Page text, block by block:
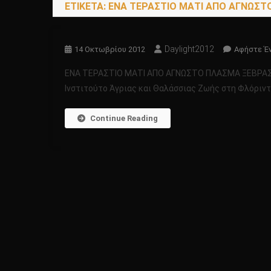
ΕΤΙΚΈΤΑ: ΕΝΑ ΤΕΡΑΣΤΙΟ ΜΑΤΙ ΑΠΟ
14 Οκτωβρίου 2012 Daylight2012 Αφήστε
ΕΝΑ ΤΕΡΑΣΤΙΟ ΜΑΤΙ ΑΠΟ ΑΓΝΩΣΤΟ ΠΛΑΣΜΑ
Ινστιτούτο Άγριας και Θαλάσσιας Ζωής στη
Continue Reading